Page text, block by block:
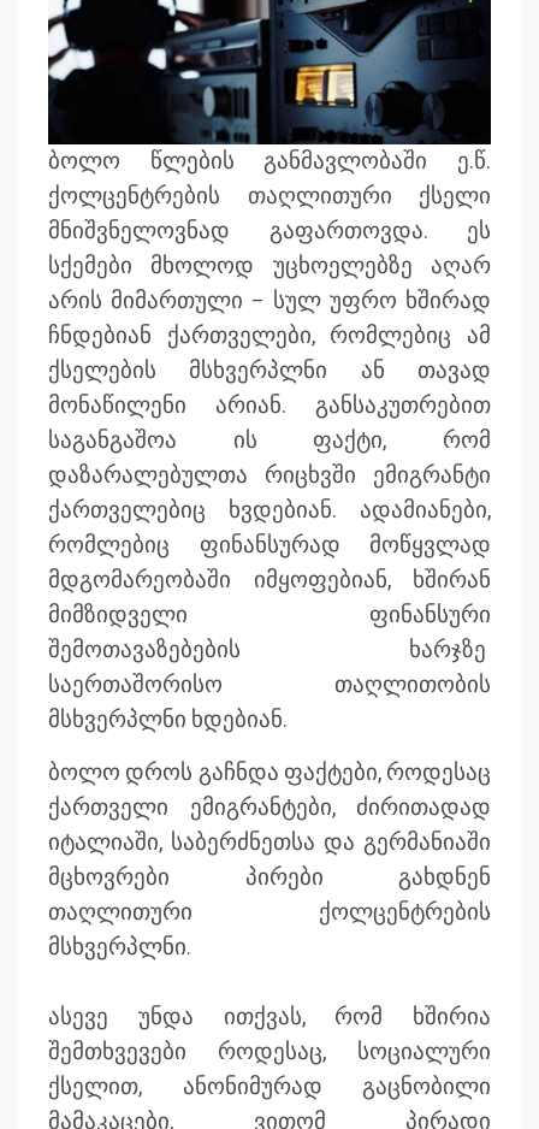
ბოლო წლების განმავლობაში ე.წ.
ქოლცენტრების თაღლითური ქსელი
მნიშვნელოვნად გაფართოვდა. ეს
სქემები მხოლოდ უცხოელებზე აღარ
არის მიმართული – სულ უფრო ხშირად
ჩნდებიან ქართველები, რომლებიც ამ
ქსელების მსხვერპლნი ან თავად
მონაწილენი არიან. განსაკუთრებით
საგანგაშოა ის ფაქტი, რომ
დაზარალებულთა რიცხვში ემიგრანტი
ქართველებიც ხვდებიან. ადამიანები,
რომლებიც ფინანსურად მოწყვლად
მდგომარეობაში იმყოფებიან, ხშირან
მიმზიდველი ფინანსური
შემოთავაზებების ხარჯზე
საერთაშორისო თაღლითობის
მსხვერპლნი ხდებიან.
ბოლო დროს გაჩნდა ფაქტები, როდესაც
ქართველი ემიგრანტები, ძირითადად
იტალიაში, საბერძნეთსა და გერმანიაში
მცხოვრები პირები გახდნენ
თაღლითური ქოლცენტრების
მსხვერპლნი.
ასევე უნდა ითქვას, რომ ხშირია
შემთხვევები როდესაც, სოციალური
ქსელით, ანონიმურად გაცნობილი
მამაკაცები, ვითომ პირადი